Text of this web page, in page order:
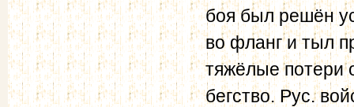
боя был решён
во фланг и тыл
тяжёлые потери
бегство. Рус.